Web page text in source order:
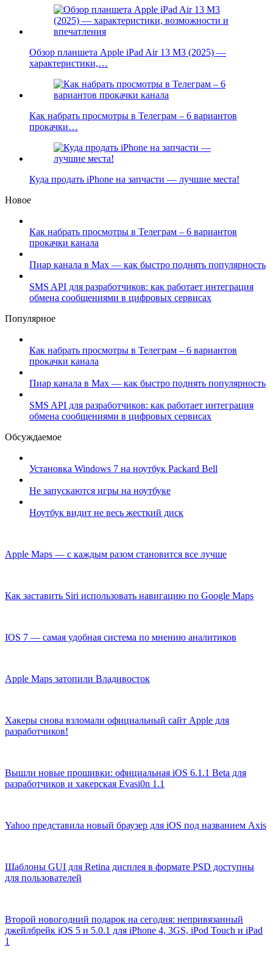
Обзор планшета Apple iPad Air 13 M3 (2025) —
характеристики,…
Как набрать просмотры в Телеграм – 6 вариантов
прокачки…
Куда продать iPhone на запчасти — лучшие места!
Новое
Как набрать просмотры в Телеграм – 6 вариантов
прокачки канала
Пиар канала в Max — как быстро поднять популярность
SMS API для разработчиков: как работает интеграция
обмена сообщениями в цифровых сервисах
Популярное
Как набрать просмотры в Телеграм – 6 вариантов
прокачки канала
Пиар канала в Max — как быстро поднять популярность
SMS API для разработчиков: как работает интеграция
обмена сообщениями в цифровых сервисах
Обсуждаемое
Установка Windows 7 на ноутбук Packard Bell
Не запускаются игры на ноутбуке
Ноутбук видит не весь жесткий диск
Apple Maps — с каждым разом становится все лучше
Как заставить Siri использовать навигацию по Google Maps
IOS 7 — самая удобная система по мнению аналитиков
Apple Maps затопили Владивосток
Хакеры снова взломали официальный сайт Apple для
разработчиков!
Вышли новые прошивки: официальная iOS 6.1.1 Beta для
разработчиков и хакерская Evasi0n 1.1
Yahoo представила новый браузер для iOS под названием Axis
Шаблоны GUI для Retina дисплея в формате PSD доступны
для пользователей
Второй новогодний подарок на сегодня: непривязанный
джейлбрейк iOS 5 и 5.0.1 для iPhone 4, 3GS, iPod Touch и iPad
1